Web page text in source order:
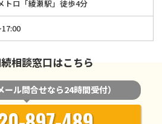
トロ「綾瀬駅」徒歩4分
相談窓口はこちら
ール問合せなら24時間受付）